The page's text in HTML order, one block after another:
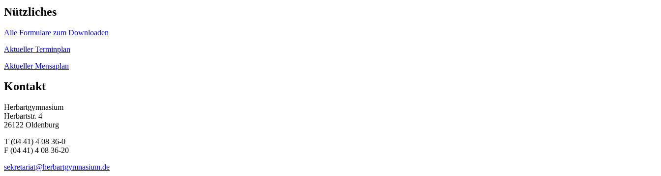
Nützliches
Alle Formulare zum Downloaden
Aktueller Terminplan
Aktueller Mensaplan
Kontakt
Herbartgymnasium
Herbartstr. 4
26122 Oldenburg
T (04 41) 4 08 36-0
F (04 41) 4 08 36-20
sekretariat@herbartgymnasium.de